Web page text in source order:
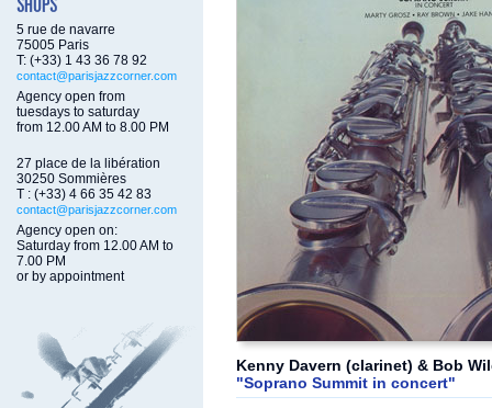
5 rue de navarre
75005 Paris
T: (+33) 1 43 36 78 92
contact@parisjazzcorner.com
Agency open from
tuesdays to saturday
from 12.00 AM to 8.00 PM
27 place de la libération
30250 Sommières
T : (+33) 4 66 35 42 83
contact@parisjazzcorner.com
Agency open on:
Saturday from 12.00 AM to
7.00 PM
or by appointment
Kenny Davern (clarinet) & Bob
"Soprano Summit in concert"